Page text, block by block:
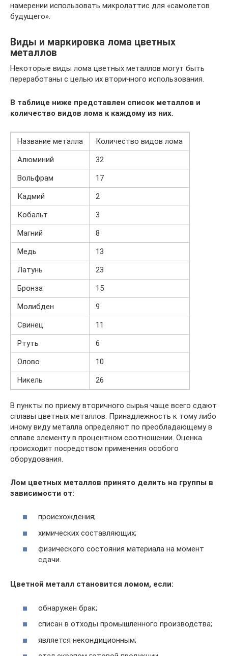
намерении использовать микролаттис для «самолетов
будущего».
Виды и маркировка лома цветных
металлов
Некоторые виды лома цветных металлов могут быть
переработаны с целью их вторичного использования.
В таблице ниже представлен список металлов и
количество видов лома к каждому из них.
Название металла
Количество видов лома
Алюминий
32
Вольфрам
17
Кадмий
2
Кобальт
3
Магний
8
Медь
13
Латунь
23
Бронза
15
Молибден
9
Свинец
11
Ртуть
6
Олово
10
Никель
26
В пункты по приему вторичного сырья чаще всего сдают
сплавы цветных металлов. Принадлежность к тому либо
иному виду металла определяют по преобладающему в
сплаве элементу в процентном соотношении. Оценка
происходит посредством применения особого
оборудования.
Лом цветных металлов принято делить на группы в
зависимости от:
происхождения;
химических составляющих;
физического состояния материала на момент
сдачи.
Цветной металл становится ломом, если:
обнаружен брак;
списан в отходы промышленного производства;
является некондиционным;